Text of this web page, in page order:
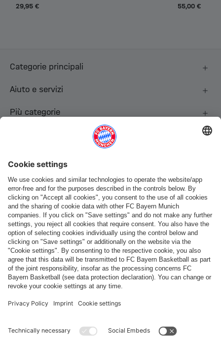
29,95 €
55,00 €
Categorie principali
Aiuto e servizi
Più categorie
Pagamento e consegna
FC Bayern Store App